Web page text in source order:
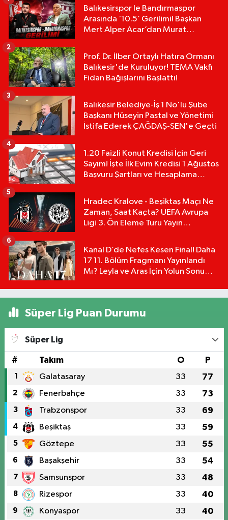
Balıkesirspor le Bandırmaspor
Arasında ‘10.5’ Gerilimi! Başkan
Mert Alper Acar’dan Murat
Prof. Dr. İlber Ortaylı Hatıra Ormanı
Balıkesir'de Kuruluyor! TEMA Vakfı
Fidan Bağışlarını Başlattı!
2
Balıkesir Belediye-İş 1 No'lu Şube
Başkanı Hüseyin Pastal ve Yönetimi
İstifa Ederek ÇAĞDAŞ-SEN'e Geçti
3
1.20 Faizli Konut Kredisi İçin Geri
Sayım! İşte İlk Evim Kredisi 1 Ağustos
Başvuru Şartları ve Hesaplama
4
Hradec Kralove - Beşiktaş Maçı Ne
Zaman, Saat Kaçta? UEFA Avrupa
Ligi 3. Ön Eleme Turu Yayın
5
Kanal D’de Nefes Kesen Final! Daha
17 11. Bölüm Fragmanı Yayınlandı
Mı? Leyla ve Aras İçin Yolun Sonu
6
Süper Lig Puan Durumu
Süper Lig
# Takım O P
1 Galatasaray 33 77
2 Fenerbahçe 33 73
3 Trabzonspor 33 69
4 Beşiktaş 33 59
5 Göztepe 33 55
6 Başakşehir 33 54
7 Samsunspor 33 48
8 Rizespor 33 40
9 Konyaspor 33 40